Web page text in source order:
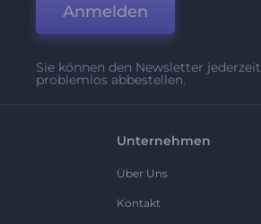
Anmelden
Sie können den Newsletter jederzeit
problemlos abbestellen.
Unternehmen
Über Uns
Kontakt